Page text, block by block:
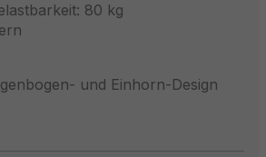
80 kg
und Einhorn-Design